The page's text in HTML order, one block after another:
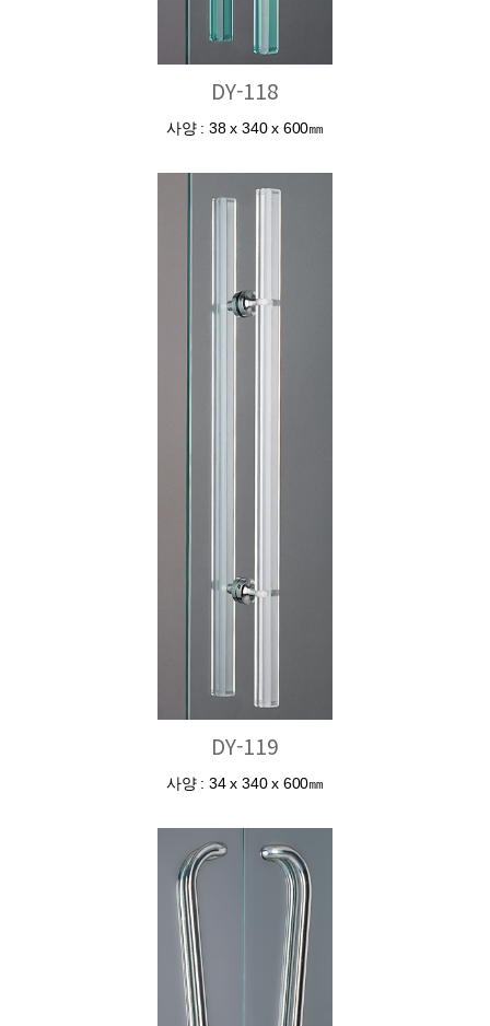
DY-118
사양 : 38 x 340 x 600㎜
DY-119
사양 : 34 x 340 x 600㎜